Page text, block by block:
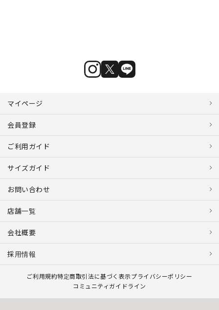
マイページ
会員登録
ご利用ガイド
サイズガイド
お問い合わせ
店舗一覧
会社概要
採用情報
ご利用規約特定商取引法に基づく表示プライバシーポリシー
コミュニティガイドライン